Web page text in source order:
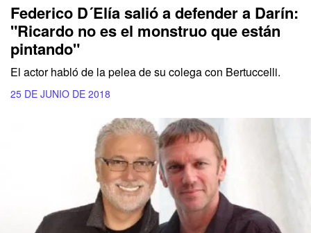
Federico D´Elía salió a defender a Darín:
"Ricardo no es el monstruo que están
pintando"
El actor habló de la pelea de su colega con Bertuccelli.
25 DE JUNIO DE 2018